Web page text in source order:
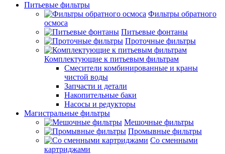
Питьевые фильтры
Фильтры обратного
осмоса
Питьевые фонтаны
Проточные фильтры
Комплектующие к питьевым фильтрам
Смесители комбинированные и краны
чистой воды
Запчасти и детали
Накопительные баки
Насосы и редукторы
Магистральные фильтры
Мешочные фильтры
Промывные фильтры
Со сменными
картриджами